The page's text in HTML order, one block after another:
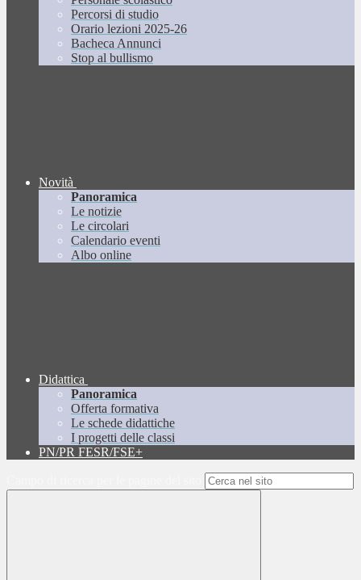
Percorsi di studio
Orario lezioni 2025-26
Bacheca Annunci
Stop al bullismo
Novità
Panoramica
Le notizie
Le circolari
Calendario eventi
Albo online
Didattica
Panoramica
Offerta formativa
Le schede didattiche
I progetti delle classi
PN/PR FESR/FSE+